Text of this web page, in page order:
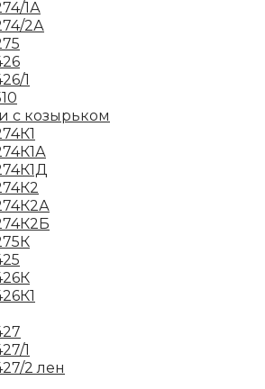
1А
2А
1
с козырьком
1
2 лен